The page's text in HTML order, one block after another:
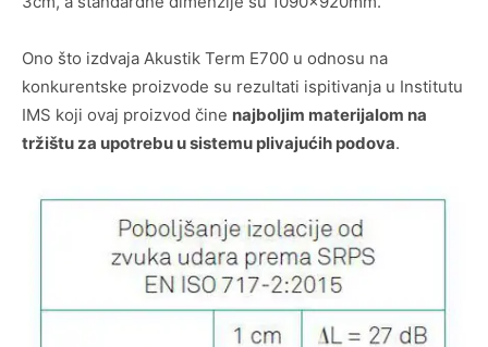
Ono što izdvaja Akustik Term E700 u odnosu na
konkurentske proizvode su rezultati ispitivanja u Institutu
IMS koji ovaj proizvod čine najboljim materijalom na
tržištu za upotrebu u sistemu plivajućih podova.